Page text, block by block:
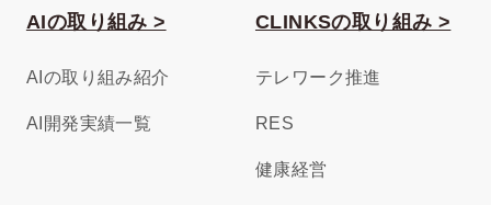
AIの取り組み >
AIの取り組み紹介
AI開発実績一覧
CLINKSの取り組み >
テレワーク推進
RES
健康経営